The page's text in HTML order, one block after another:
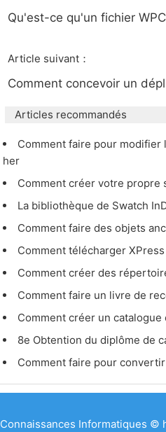
Qu'est-ce qu'un fichier WPC
Article suivant：
Comment concevoir un
Articles recommandés
Comment faire pour modifier
her
Comment créer votre propre
La bibliothèque de Swatch
Comment faire des objets
Comment télécharger
Comment créer des
Comment faire un livre de
Comment créer un
8e Obtention du diplôme de
Comment faire pour
Connaissances Informatiques ©